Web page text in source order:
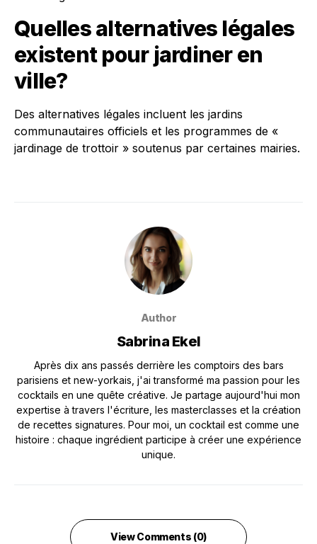
Quelles alternatives légales
existent pour jardiner en
ville?
Des alternatives légales incluent les jardins
communautaires officiels et les programmes de «
jardinage de trottoir » soutenus par certaines mairies.
Author
Sabrina Ekel
Après dix ans passés derrière les comptoirs des bars
parisiens et new-yorkais, j'ai transformé ma passion pour les
cocktails en une quête créative. Je partage aujourd'hui mon
expertise à travers l'écriture, les masterclasses et la création
de recettes signatures. Pour moi, un cocktail est comme une
histoire : chaque ingrédient participe à créer une expérience
unique.
View Comments (0)